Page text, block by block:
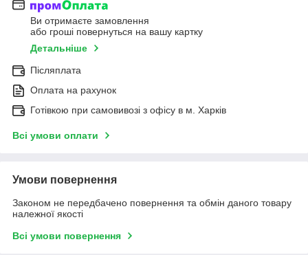
Ви отримаєте замовлення
або гроші повернуться на вашу картку
Детальніше
Післяплата
Оплата на рахунок
Готівкою при самовивозі з офісу в м. Харків
Всі умови оплати
Умови повернення
Законом не передбачено повернення та обмін даного товару
належної якості
Всі умови повернення